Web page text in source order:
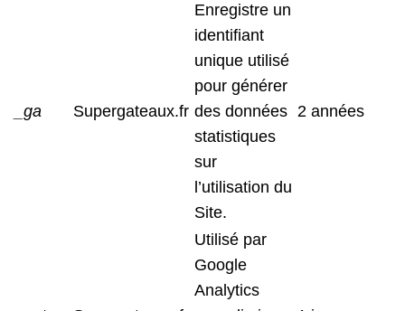
_ga Supergateaux.fr
Enregistre un
identifiant
unique utilisé
pour générer
des données
statistiques
sur
l’utilisation du
Site.
2 années
Utilisé par
Google
Analytics